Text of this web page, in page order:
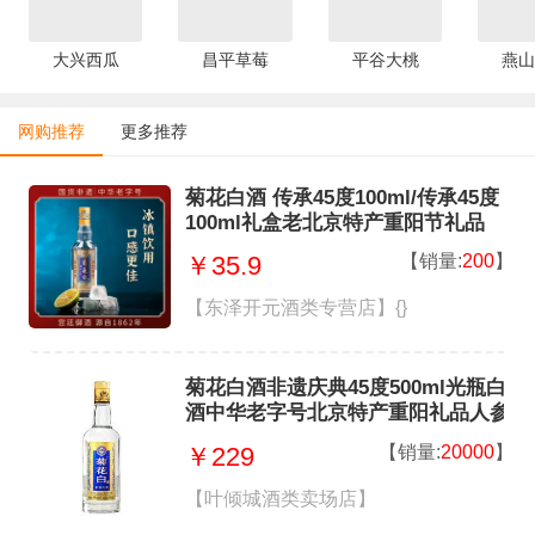
大兴西瓜 昌平草莓 平谷大桃 燕
网购推荐 更多推荐
菊花白酒 传承45度100ml/传承45度
100ml礼盒老北京特产重阳节礼品
￥35.9 【销量:200】
【东泽开元酒类专营店】{}
菊花白酒非遗庆典45度500ml光瓶白
酒中华老字号北京特产重阳礼品人参
￥229 【销量:20000】
【叶倾城酒类卖场店】